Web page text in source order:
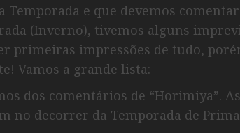
Temporada e que devemos
(Inverno), tivemos alguns
primeiras impressões de tudo,
Vamos a grande lista:
dos comentários de “Horimiya”.
no decorrer da Temporada de